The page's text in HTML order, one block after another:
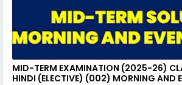
MID-TERM EXAMINATION (2025-26)
HINDI (ELECTIVE) (002) MORNING AND